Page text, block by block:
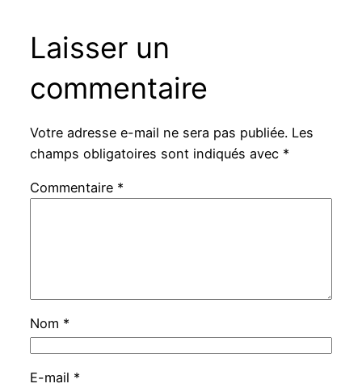
Laisser un
commentaire
Votre adresse e-mail ne sera pas publiée. Les
champs obligatoires sont indiqués avec *
Commentaire *
Nom *
E-mail *